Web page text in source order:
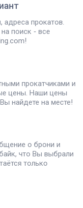
адреса прокатов.
поиск - все
прокатчиками и
цены. Наши цены
найдете на месте!
о брони и
что Вы выбрали
только